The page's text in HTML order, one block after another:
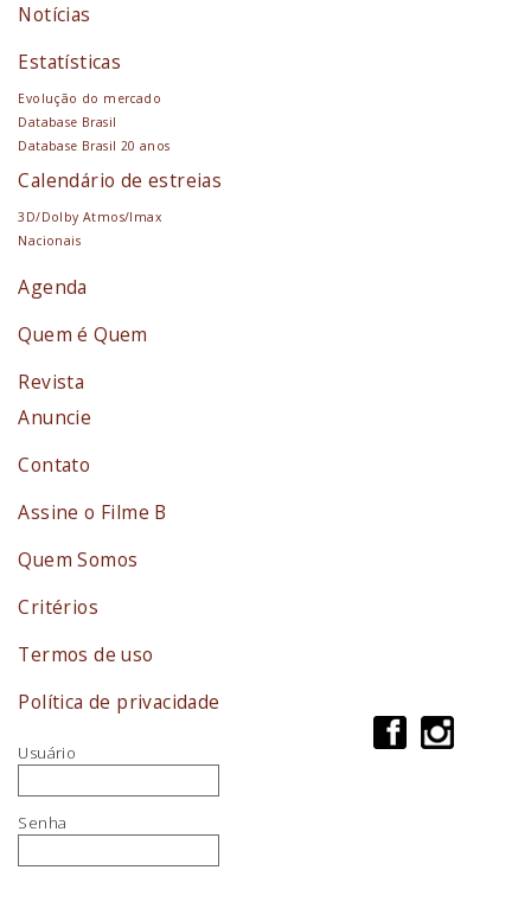
Notícias
Estatísticas
Evolução do mercado
Database Brasil
Database Brasil 20 anos
Calendário de estreias
3D/Dolby Atmos/Imax
Nacionais
Agenda
Quem é Quem
Revista
Anuncie
Contato
Assine o Filme B
Quem Somos
Critérios
Termos de uso
Política de privacidade
Usuário
Senha